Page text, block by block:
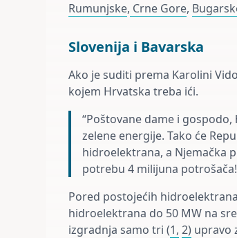
Rumunjske, Crne Gore,
Slovenija i Bavarska
Ako je suditi prema Karolini
kojem Hrvatska treba ići.
“Poštovane dame i
zelene energije. Tako će
hidroelektrana, a Njemačka
potrebu 4 milijuna
Pored postojećih
hidroelektrana do 50 MW na
izgradnja samo tri (1, 2) upravo